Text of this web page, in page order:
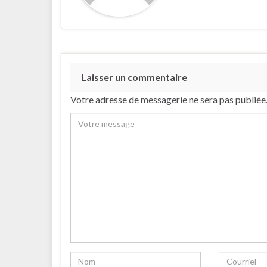
Laisser un commentaire
Votre adresse de messagerie ne sera pas publiée.